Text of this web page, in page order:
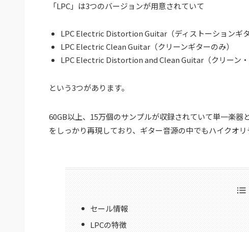
「LPC」は3つのバージョンが用意されていて
LPC Electric Distortion Guitar（ディストーションギタ
LPC Electric Clean Guitar（クリーンギターのみ）
LPC Electric Distortion and Clean Guitar（クリーン・
という3つがあります。
60GB以上、15万個のサンプルが収録されていて単一楽
をしっかり再現しており、ギター音源の中でもハイクオリ
セール情報
LPCの特徴